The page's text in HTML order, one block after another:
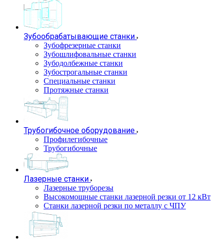
Зубообрабатывающие станки
Зубофрезерные станки
Зубошлифовальные станки
Зубодолбежные станки
Зубострогальные станки
Специальные станки
Протяжные станки
Трубогибочное оборудование
Профилегибочные
Трубогибочные
Лазерные станки
Лазерные труборезы
Высокомощные станки лазерной резки от 12 кВт
Станки лазерной резки по металлу с ЧПУ